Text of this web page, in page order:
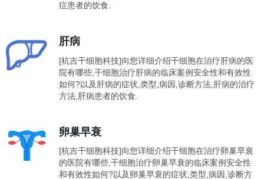
症患者的饮食.
肝病
[杭吉干细胞科技]向您详细介绍干细胞在治疗肝病的医
院有哪些,干细胞治疗肝病的临床案例安全性和有效性
如何?以及肝病的症状,类型,病因,诊断方法,肝病的治疗
方法,肝病患者的饮食.
卵巢早衰
[杭吉干细胞科技]向您详细介绍干细胞在治疗卵巢早衰
的医院有哪些,干细胞治疗卵巢早衰的临床案例安全性
和有效性如何?以及卵巢早衰的症状,类型,病因,诊断方